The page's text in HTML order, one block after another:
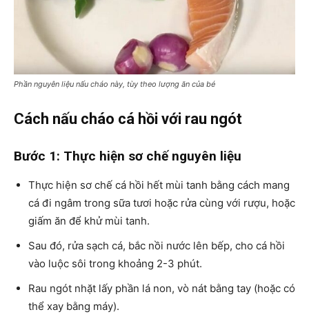
Phần nguyên liệu nấu cháo này, tùy theo lượng ăn của bé
Cách nấu cháo cá hồi với rau ngót
Bước 1: Thực hiện sơ chế nguyên liệu
Thực hiện sơ chế cá hồi hết mùi tanh bằng cách mang
cá đi ngâm trong sữa tươi hoặc rửa cùng với rượu, hoặc
giấm ăn để khử mùi tanh.
Sau đó, rửa sạch cá, bắc nồi nước lên bếp, cho cá hồi
vào luộc sôi trong khoảng 2-3 phút.
Rau ngót nhặt lấy phần lá non, vò nát bằng tay (hoặc có
thể xay bằng máy).